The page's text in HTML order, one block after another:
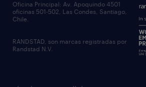
Oficina Principal: Av. Apoquindo 4501
oficinas 501-502, Las Condes, Santiago,
Chile.
RANDSTAD, son marcas registradas por
Randstad N.V.